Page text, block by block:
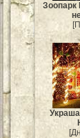
Зоопарк